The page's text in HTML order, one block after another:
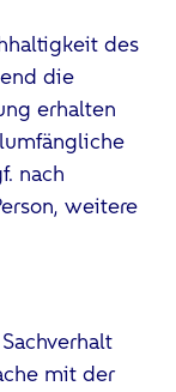
des
die
erhalten
nach
weitere
mit der